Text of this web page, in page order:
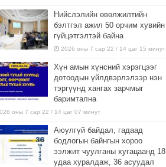
Нийслэлийн өвөлжилтийн
бэлтгэл ажил 50 орчим хувийн
гүйцэтгэлтэй байна
2026 оны 7 сар 22 / 14 цаг 15 минут
Хүн амын хүнсний хэрэгцээг
дотоодын үйлдвэрлэлээр нэн
тэргүүнд хангах зарчмыг
баримтална
оны 7 сар 22 / 14 цаг 07 минут
Аюулгүй байдал, гадаад
бодлогын байнгын хороо
ээлжит чуулганы хугацаанд 18
удаа хуралдаж, 36 асуудал